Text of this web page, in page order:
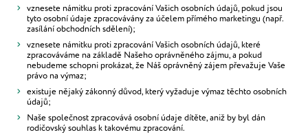
vznesete námitku proti zpracování Vašich osobních údajů, pokud jsou
tyto osobní údaje zpracovávány za účelem přímého marketingu (např.
zasílání obchodních sdělení);
vznesete námitku proti zpracování Vašich osobních údajů, které
zpracováváme na základě Našeho oprávněného zájmu, a pokud
nebudeme schopni prokázat, že Náš oprávněný zájem převažuje Vaše
právo na výmaz;
existuje nějaký zákonný důvod, který vyžaduje výmaz těchto osobních
údajů;
Naše společnost zpracovává osobní údaje dítěte, aniž by byl dán
rodičovský souhlas k takovému zpracování.